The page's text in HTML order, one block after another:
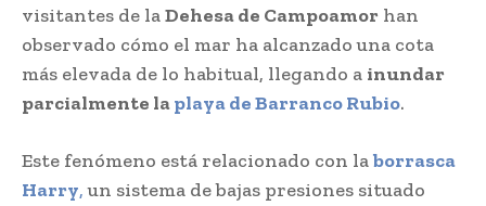
visitantes de laDehesa de Campoamor han
observado cómo el mar ha alcanzado una cota
más elevada de lo habitual, llegando a inundar
parcialmente laplaya deBarranco Rubio.
Este fenómeno está relacionado con laborrasca
Harry,un sistema de bajas presiones situado